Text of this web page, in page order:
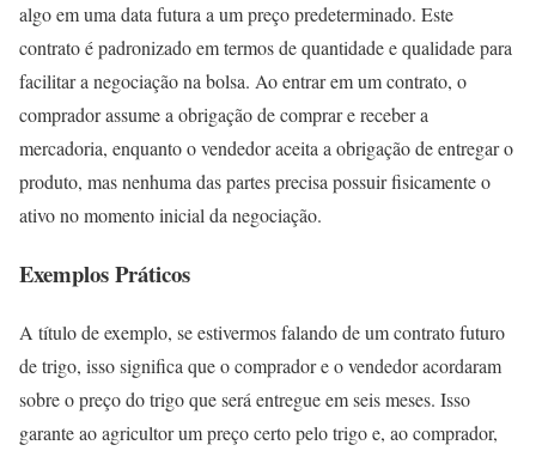
algo em uma data futura a um preço predeterminado. Este
contrato é padronizado em termos de quantidade e qualidade para
facilitar a negociação na bolsa. Ao entrar em um contrato, o
comprador assume a obrigação de comprar e receber a
mercadoria, enquanto o vendedor aceita a obrigação de entregar o
produto, mas nenhuma das partes precisa possuir fisicamente o
ativo no momento inicial da negociação.
Exemplos Práticos
A título de exemplo, se estivermos falando de um contrato futuro
de trigo, isso significa que o comprador e o vendedor acordaram
sobre o preço do trigo que será entregue em seis meses. Isso
garante ao agricultor um preço certo pelo trigo e, ao comprador,